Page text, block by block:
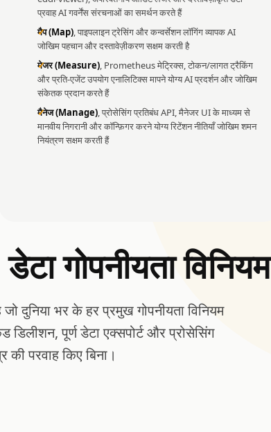
प्रवाह AI गवर्नेंस संरचनाओं का समर्थन करते हैं
मैप (Map), पाइपलाइन ट्रेसिंग और कन्वर्सेशन लॉगिंग व्यापक AI
जोखिम पहचान और दस्तावेज़ीकरण सक्षम करती है
मेजर (Measure), Prometheus मेट्रिक्स, टोकन/लागत ट्रैकिंग
और प्रति-एजेंट उपयोग एनालिटिक्स मापने योग्य AI प्रदर्शन और जोखिम
संकेतक प्रदान करते हैं
मैनेज (Manage), प्रोसेसिंग प्रतिबंध API, मैनेजर UI के माध्यम से
मानवीय निगरानी और कॉन्फ़िगर करने योग्य रिटेंशन नीतियाँ जोखिम शमन
नियंत्रण सक्षम करती हैं
डेटा गोपनीयता विनियम
दुनिया भर के हर प्रमुख गोपनीयता विनियम
पूर्ण डेटा एक्सपोर्ट और प्रोसेसिंग
परवाह किए बिना।